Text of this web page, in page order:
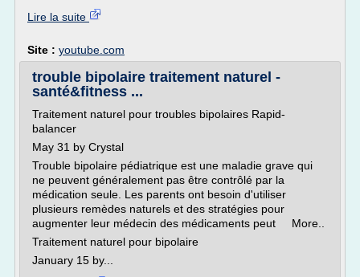
Lire la suite
Site : youtube.com
trouble bipolaire traitement naturel -
santé&fitness ...
Traitement naturel pour troubles bipolaires Rapid-
balancer
May 31 by Crystal
Trouble bipolaire pédiatrique est une maladie grave qui
ne peuvent généralement pas être contrôlé par la
médication seule. Les parents ont besoin d'utiliser
plusieurs remèdes naturels et des stratégies pour
augmenter leur médecin des médicaments peut More..
Traitement naturel pour bipolaire
January 15 by...